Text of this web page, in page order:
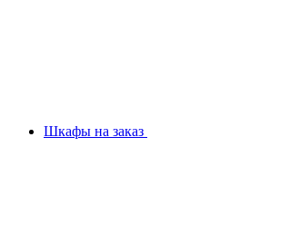
Шкафы на заказ